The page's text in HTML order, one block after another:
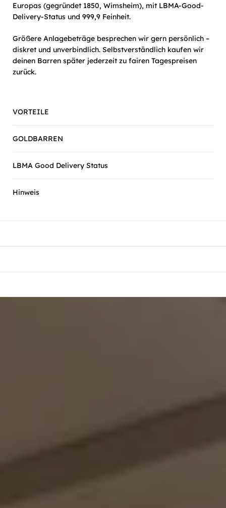
Europas (gegründet 1850, Wimsheim), mit LBMA-Good-
Delivery-Status und 999,9 Feinheit.
Größere Anlagebeträge besprechen wir gern persönlich –
diskret und unverbindlich. Selbstverständlich kaufen wir
deinen Barren später jederzeit zu fairen Tagespreisen
zurück.
VORTEILE
GOLDBARREN
LBMA Good Delivery Status
Hinweis